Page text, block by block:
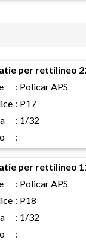
per rettilineo
: Policar APS
: P17
: 1/32
:
per rettilineo
: Policar APS
: P18
: 1/32
: